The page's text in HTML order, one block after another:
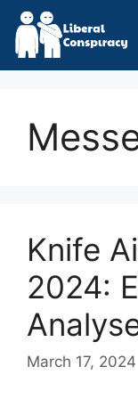
Skip
content
Knife
2024:
March 17, 2024